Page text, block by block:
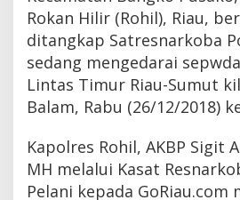
l
D
i
s
r
a
p
P
o
Rokan Hilir (Rohil), Riau,
ditangkap Satresnarkoba
sedang mengedarai
Lintas Timur Riau-Sumut
Balam, Rabu (26/12/2018)
Kapolres Rohil, AKBP Sigit
MH melalui Kasat
Pelani kepada GoRiau.com